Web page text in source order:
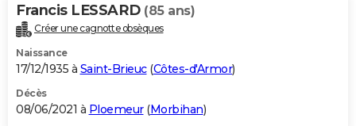
Francis LESSARD (85 ans)
Créer une cagnotte obsèques
Naissance
17/12/1935 à Saint-Brieuc(Côtes-d'Armor)
Décès
08/06/2021 à Ploemeur(Morbihan)